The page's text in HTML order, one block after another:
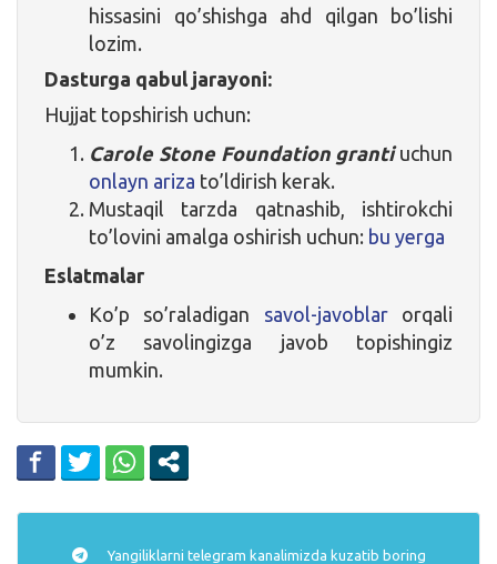
hissasini qo’shishga ahd qilgan bo’lishi
lozim.
Dasturga qabul jarayoni:
Hujjat topshirish uchun:
Carole Stone Foundation granti uchun
onlayn ariza to’ldirish kerak.
Mustaqil tarzda qatnashib, ishtirokchi
to’lovini amalga oshirish uchun: bu yerga
Eslatmalar
Ko’p so’raladigan savol-javoblarorqali
o’z savolingizga javob topishingiz
mumkin.
Yangiliklarni telegram kanalimizda kuzatib boring